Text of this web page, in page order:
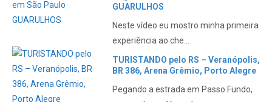
BR 386, Arena Grêmio, Porto Alegre
passando por Veranópo...